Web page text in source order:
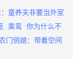
童养夫非要当外室
乘鸾
你为什么不
门俏媳：带着空间